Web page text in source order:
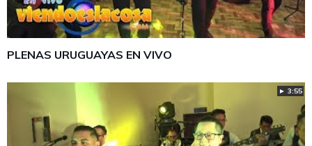
PLENAS URUGUAYAS EN VIVO
► 3:55